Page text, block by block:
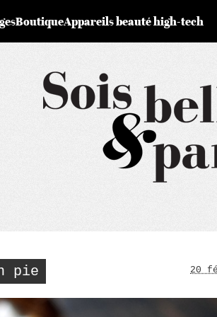
BoutiqueAppareils beauté high-tech
pie 20